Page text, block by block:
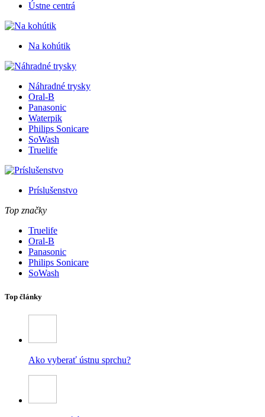
Ústne centrá
Na kohútik
Náhradné trysky
Oral-B
Panasonic
Waterpik
Philips Sonicare
SoWash
Truelife
Príslušenstvo
Top značky
Truelife
Oral-B
Panasonic
Philips Sonicare
SoWash
Top články
Ako vyberať ústnu sprchu?